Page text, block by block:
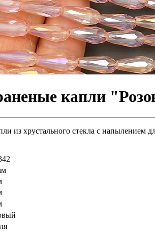
капли
из хрустального стекла с напылением